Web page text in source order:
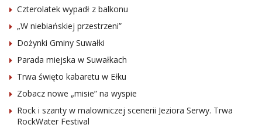
Czterolatek wypadł z balkonu
„W niebiańskiej przestrzeni”
Dożynki Gminy Suwałki
Parada miejska w Suwałkach
Trwa święto kabaretu w Ełku
Zobacz nowe „misie” na wyspie
Rock i szanty w malowniczej scenerii Jeziora Serwy. Trwa
RockWater Festival